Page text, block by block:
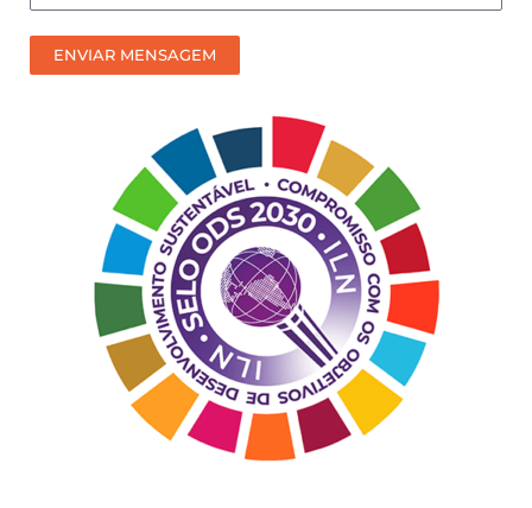
prefere
receber
nosso
ENVIAR MENSAGEM